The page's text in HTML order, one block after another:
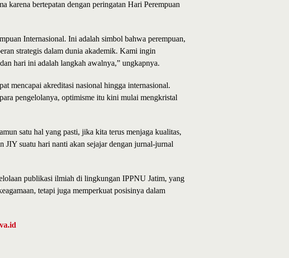
karena bertepatan dengan peringatan Hari Perempuan
Internasional. Ini adalah simbol bahwa perempuan,
strategis dalam dunia akademik. Kami ingin
hari ini adalah langkah awalnya,” ungkapnya.
mencapai akreditasi nasional hingga internasional.
pengelolanya, optimisme itu kini mulai mengkristal
satu hal yang pasti, jika kita terus menjaga kualitas,
suatu hari nanti akan sejajar dengan jurnal-jurnal
publikasi ilmiah di lingkungan IPPNU Jatim, yang
tetapi juga memperkuat posisinya dalam